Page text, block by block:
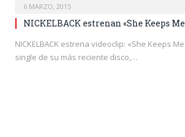
6 MARZO, 2015
NICKELBACK estrenan «She Keeps
NICKELBACK estrena videoclip: «She Keeps
single de su más reciente disco,…